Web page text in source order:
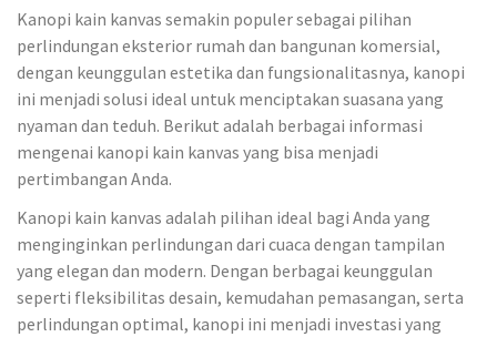
Kanopi kain kanvas semakin populer sebagai pilihan
perlindungan eksterior rumah dan bangunan komersial,
dengan keunggulan estetika dan fungsionalitasnya, kanopi
ini menjadi solusi ideal untuk menciptakan suasana yang
nyaman dan teduh. Berikut adalah berbagai informasi
mengenai kanopi kain kanvas yang bisa menjadi
pertimbangan Anda.
Kanopi kain kanvas adalah pilihan ideal bagi Anda yang
menginginkan perlindungan dari cuaca dengan tampilan
yang elegan dan modern. Dengan berbagai keunggulan
seperti fleksibilitas desain, kemudahan pemasangan, serta
perlindungan optimal, kanopi ini menjadi investasi yang